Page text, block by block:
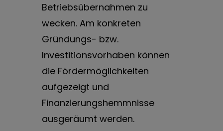
Betriebsübernahmen zu
wecken. Am konkreten
Gründungs- bzw.
Investitionsvorhaben können
die Fördermöglichkeiten
aufgezeigt und
Finanzierungshemmnisse
ausgeräumt werden.